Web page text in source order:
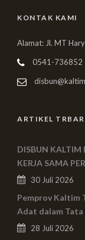
KONTAK KAMI
Alamat: Jl. MT
0541-736852
ARTIKEL
DISBUN KALTIM
KERJA SAMA
30 Juli 2026
Pemprov Kaltim
Adat dalam Tata
28 Juli 2026